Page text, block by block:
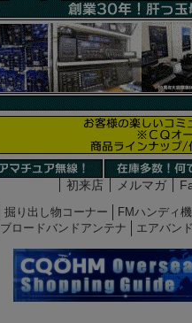
初来店 メルマガ
掘り出し物コーナー FMハンディ機
ブロードバンドアンテナ
エアバン